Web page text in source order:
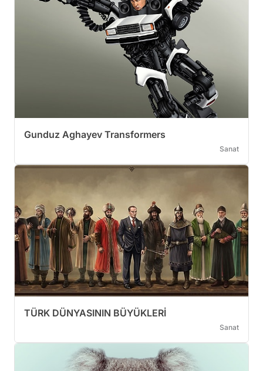
Gunduz Aghayev Transformers
Sanat
TÜRK DÜNYASININ BÜYÜKLERİ
Sanat